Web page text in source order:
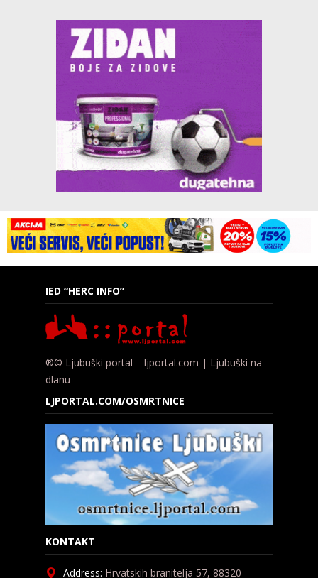
IED “HERC INFO”
®© Ljubuški portal – ljportal.com | Ljubuški na
dlanu
LJPORTAL.COM/OSMRTNICE
KONTAKT
Address: Hrvatskih branitelja 57, 88320